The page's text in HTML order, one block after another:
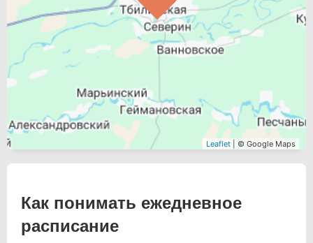
Leaflet | © Google Maps
Как понимать ежедневное
расписание